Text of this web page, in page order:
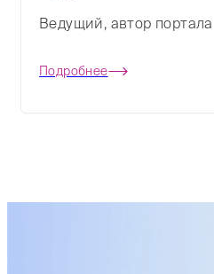
Ведущий, автор портала
Подробнее